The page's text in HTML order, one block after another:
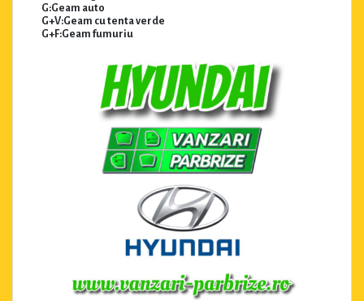
G:Geam auto
G+V:Geam cu tenta verde
G+F:Geam fumuriu